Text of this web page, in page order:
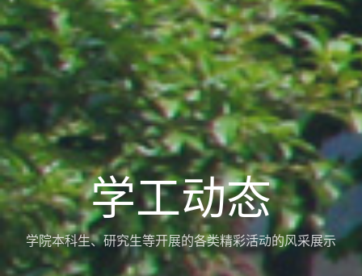
学工动态
学院本科生、研究生等开展的各类精彩活动的风采展示